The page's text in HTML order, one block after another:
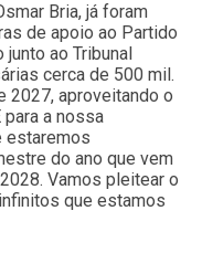
Bria, já foram
de apoio ao Partido
ao Tribunal
cerca de 500 mil.
2027, aproveitando o
para a nossa
estaremos
do ano que vem
Vamos pleitear o
que estamos